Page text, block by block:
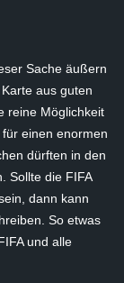
Sache äußern
aus guten
reine Möglichkeit
einen enormen
dürften in den
Sollte die FIFA
dann kann
So etwas
und alle